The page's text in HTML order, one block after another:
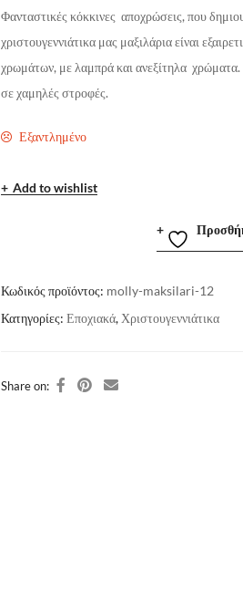
Φανταστικές κόκκινες αποχρώσεις, που
χριστουγεννιάτικα μας μαξιλάρια είναι
χρωμάτων, με λαμπρά και ανεξίτηλα
σε χαμηλές στροφές.
Εξαντλημένο
Add to wishlist
Κωδικός προϊόντος: molly-maksilari-12
Κατηγορίες: Εποχιακά, Χριστουγεννιάτικα
Share on: